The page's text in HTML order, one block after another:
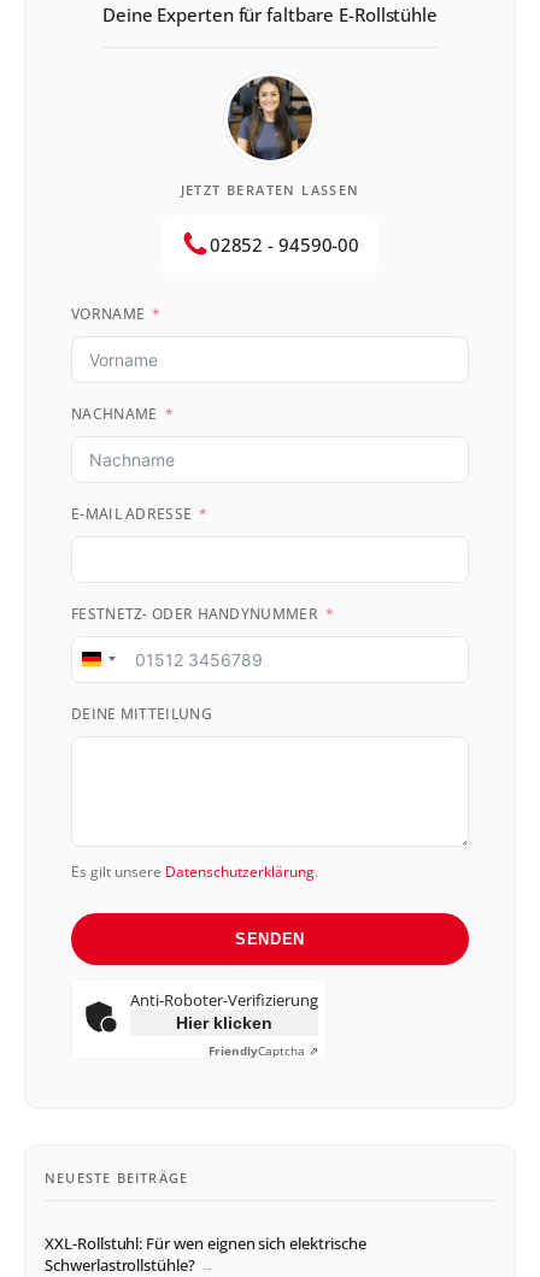
Deine Experten für faltbare E-Rollstühle
JETZT BERATEN LASSEN
02852 - 94590-00
VORNAME
NACHNAME
E-MAIL ADRESSE
FESTNETZ- ODER HANDYNUMMER
Germany
DEINE MITTEILUNG
Es gilt unsere Datenschutzerklärung.
SENDEN
Anti-Roboter-Verifizierung
Hier klicken
FriendlyCaptcha ⇗
NEUESTE BEITRÄGE
XXL-Rollstuhl: Für wen eignen sich elektrische
Schwerlastrollstühle?